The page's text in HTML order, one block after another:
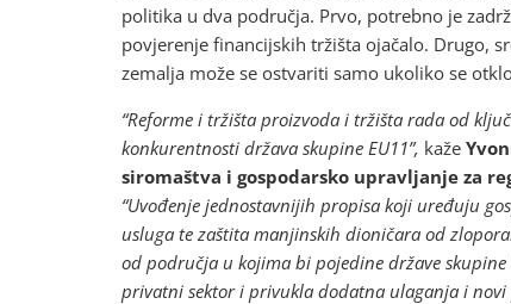
politika u dva područja. Prvo, potrebno je
povjerenje financijskih tržišta ojačalo. Drugo,
zemalja može se ostvariti samo ukoliko se
“Reforme i tržišta proizvoda i tržišta rada od
konkurentnosti država skupine EU11”, kaže
siromaštva i gospodarsko upravljanje za
“Uvođenje jednostavnijih propisa koji uređuju
usluga te zaštita manjinskih dioničara od
od područja u kojima bi pojedine države
privatni sektor i privukla dodatna ulaganja i novi